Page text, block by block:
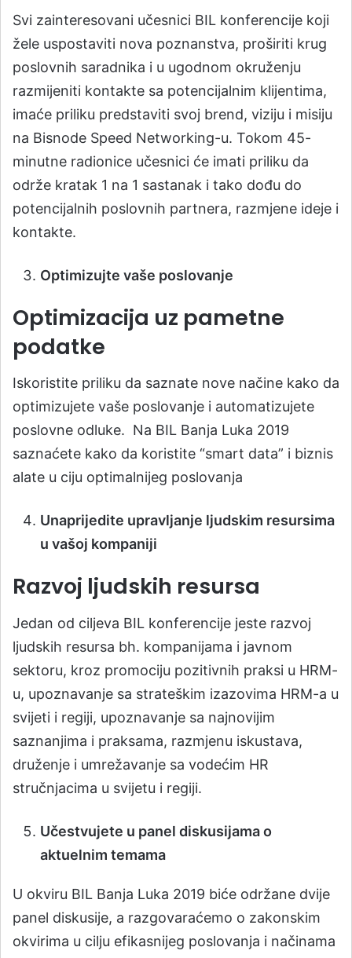
Svi zainteresovani učesnici BIL konferencije koji
žele uspostaviti nova poznanstva, proširiti krug
poslovnih saradnika i u ugodnom okruženju
razmijeniti kontakte sa potencijalnim klijentima,
imaće priliku predstaviti svoj brend, viziju i misiju
na Bisnode Speed Networking-u. Tokom 45-
minutne radionice učesnici će imati priliku da
održe kratak 1 na 1 sastanak i tako dođu do
potencijalnih poslovnih partnera, razmjene ideje i
kontakte.
Optimizujte vaše poslovanje
Optimizacija uz pametne
podatke
Iskoristite priliku da saznate nove načine kako da
optimizujete vaše poslovanje i automatizujete
poslovne odluke. Na BIL Banja Luka 2019
saznaćete kako da koristite “smart data” i biznis
alate u ciju optimalnijeg poslovanja
Unaprijedite upravljanje ljudskim resursima
u vašoj kompaniji
Razvoj ljudskih resursa
Jedan od ciljeva BIL konferencije jeste razvoj
ljudskih resursa bh. kompanijama i javnom
sektoru, kroz promociju pozitivnih praksi u HRM-
u, upoznavanje sa strateškim izazovima HRM-a u
svijeti i regiji, upoznavanje sa najnovijim
saznanjima i praksama, razmjenu iskustava,
druženje i umrežavanje sa vodećim HR
stručnjacima u svijetu i regiji.
Učestvujete u panel diskusijama o
aktuelnim temama
U okviru BIL Banja Luka 2019 biće održane dvije
panel diskusije, a razgovaraćemo o zakonskim
okvirima u cilju efikasnijeg poslovanja i načinama